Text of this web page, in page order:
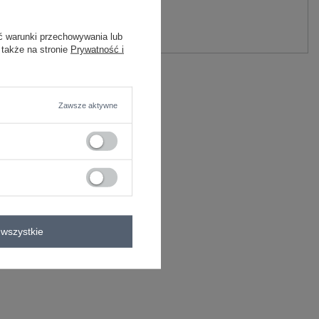
Zadaj pytanie
warunki przechowywania lub
na stronie Prywatność i
Zawsze aktywne